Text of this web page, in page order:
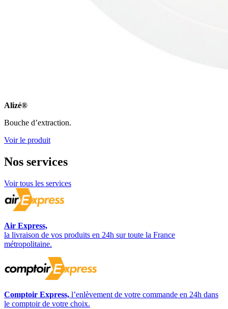
Alizé®
Bouche d’extraction.
Voir le produit
Nos services
Voir tous les services
Air Express,
la livraison de vos produits en 24h sur toute la France
métropolitaine.
Comptoir Express, l’enlèvement de votre commande en 24h dans
le comptoir de votre choix.